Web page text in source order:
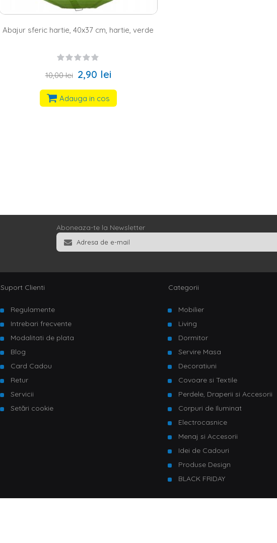
Abajur sferic hartie, 40x37 cm, hartie, verde
10,00 lei 2,90 lei
Adauga in cos
Aboneaza-te la Newsletter
Suport Clienti
Regulamente
Intrebari frecvente
Modalitati de plata
Blog
Card Cadou
Retur
Servicii
Setări cookie
Categorii
Mobilier
Living
Dormitor
Servire Masa
Decoratiuni
Covoare si Textile
Perdele, Draperii si Accesorii
Corpuri de Iluminat
Electrocasnice
Menaj si Accesorii
Idei de Cadouri
Produse Design
BLACK FRIDAY